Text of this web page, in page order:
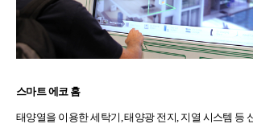
스마트 에코 홈
태양열을 이용한 세탁기, 태양광 전지, 지열 시스템 등